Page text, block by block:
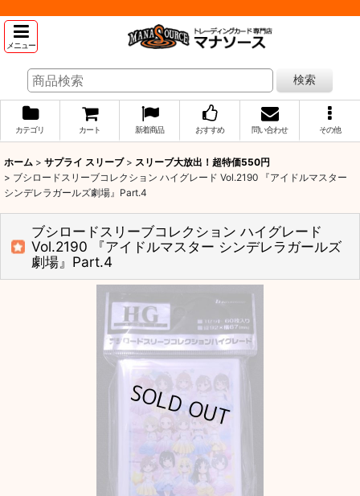
メニュー
検索
カテゴリ カート 新着商品 おすすめ 問い合わせ その他
ホーム > サプライ スリーブ > スリーブ大放出！超特価550円
> ブシロードスリーブコレクション ハイグレード Vol.2190 『アイドルマスター
シンデレラガールズ劇場』Part.4
ブシロードスリーブコレクション ハイグレード
Vol.2190 『アイドルマスター シンデレラガールズ
劇場』Part.4